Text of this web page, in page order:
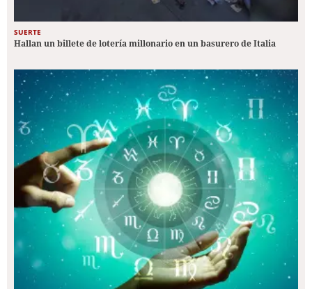
SUERTE
Hallan un billete de lotería millonario en un basurero de Italia